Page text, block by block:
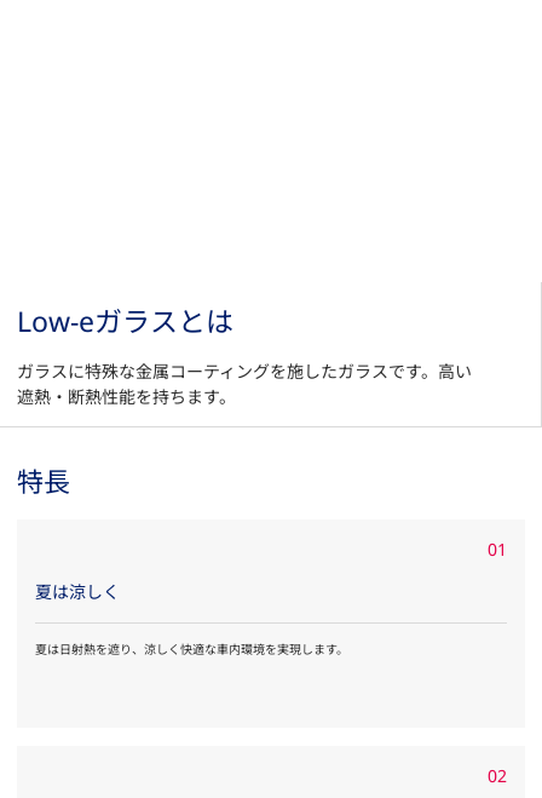
Low-eガラスとは
ガラスに特殊な金属コーティングを施したガラスです。高い
遮熱・断熱性能を持ちます。
特長
01
夏は涼しく
夏は日射熱を遮り、涼しく快適な車内環境を実現します。
02